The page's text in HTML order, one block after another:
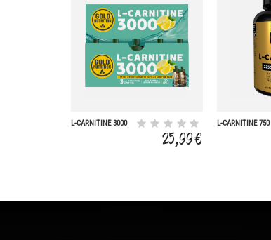
L-CARNITINE 3000
25,99 €
L-CARNITINE 750